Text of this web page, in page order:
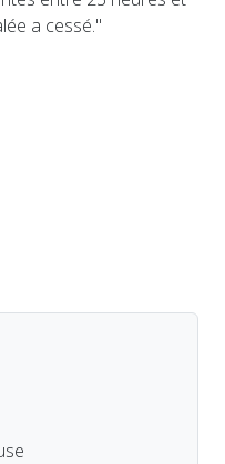
a cessé."